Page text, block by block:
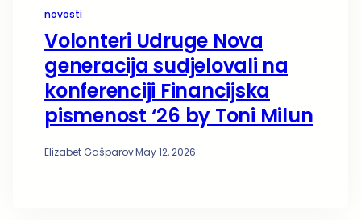
novosti
Volonteri Udruge Nova
generacija sudjelovali na
konferenciji Financijska
pismenost ‘26 by Toni Milun
Elizabet Gašparov·May 12, 2026